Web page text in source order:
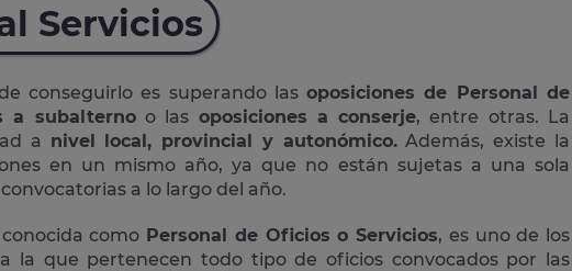
Servicios
conseguirlo es superando lasoposiciones de Personal de
a subalternoo las oposiciones a conserje, entre otras. La
a nivel local, provincial y autonómico.Además, existe la
en un mismo año, ya que no están sujetas a una sola
a lo largo del año.
como Personal de Oficios o Servicios, es uno de los
la que pertenecen todo tipo de oficios convocados por las